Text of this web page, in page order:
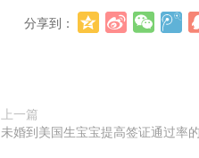
分享到：
上一篇
未婚到美国生宝宝提高签证通过率